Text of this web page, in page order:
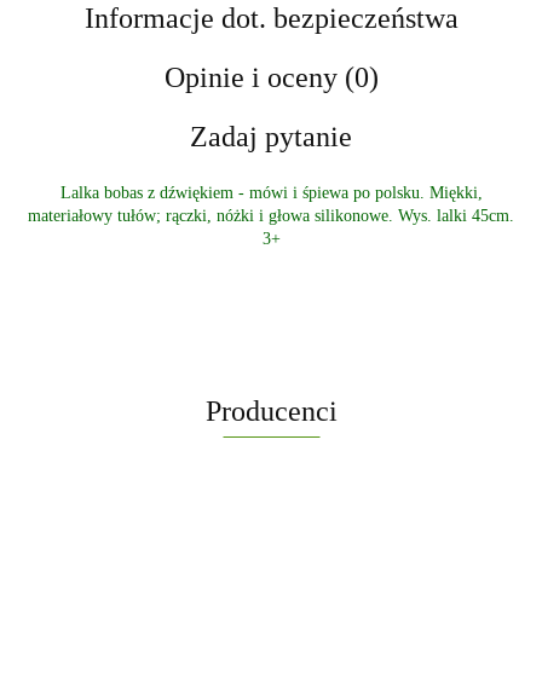
Informacje dot. bezpieczeństwa
Opinie i oceny (0)
Zadaj pytanie
Lalka bobas z dźwiękiem - mówi i śpiewa po polsku. Miękki,
materiałowy tułów; rączki, nóżki i głowa silikonowe. Wys. lalki 45cm.
3+
Producenci